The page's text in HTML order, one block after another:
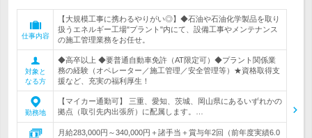
仕事内容
【大規模工事に携わるやりがい◎】◆石油や石油化学製品を取り
扱うエネルギー工場"プラント"内にて、設備工事やメンテナンス
の施工管理業務をお任せ。
対象と
なる方
◆高卒以上 ◆要普通自動車免許（AT限定可）◆プラント関係業
務の経験（オペレーター／施工管理／安全管理等）★資格取得支
援など、充実の福利厚生！
勤務地
【マイカー通勤可】 三重、愛知、茨城、岡山県にあるいずれかの
拠点（取引先内出張所）に配属します。…
月給283,000円～340,000円＋諸手当＋賞与年2回（前年度実績6.0